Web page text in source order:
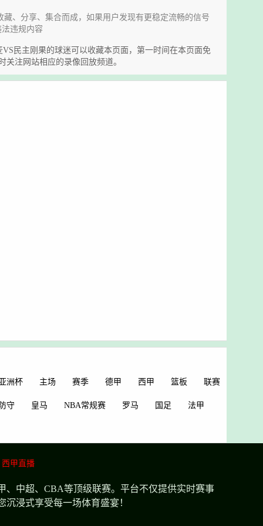
、分享、集合而成，如果用户发现有更稳定流畅的信号
违规内容
民主刚果的球迷可以收藏本页面，第一时间在本页面免
注网站相应的录像回放频道。
洲杯 主场 赛季 德甲 西甲 篮板 联赛
守 皇马 NBA常规赛 罗马 国足 法甲
西甲直播
中超、CBA等顶级联赛。平台不仅提供实时赛事
浸式享受每一场体育盛宴！